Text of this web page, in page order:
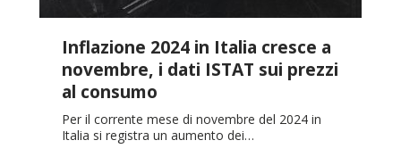
Inflazione 2024 in Italia cresce a
novembre, i dati ISTAT sui prezzi
al consumo
Per il corrente mese di novembre del 2024 in
Italia si registra un aumento dei…